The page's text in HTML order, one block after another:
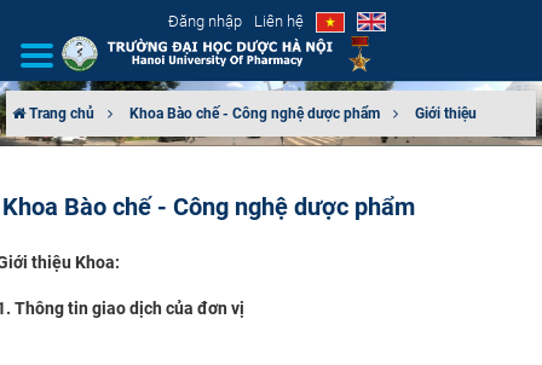
Đăng nhập Liên hệ
CƠ CẤU TỔ CHỨC
TUYỂN SINH
Trang chủ Khoa Bào chế - Công nghệ dược phẩm Giới thiệu
Khoa Bào chế - Công nghệ dược phẩm
thiệu Khoa:
Thông tin giao dịch của đơn vị